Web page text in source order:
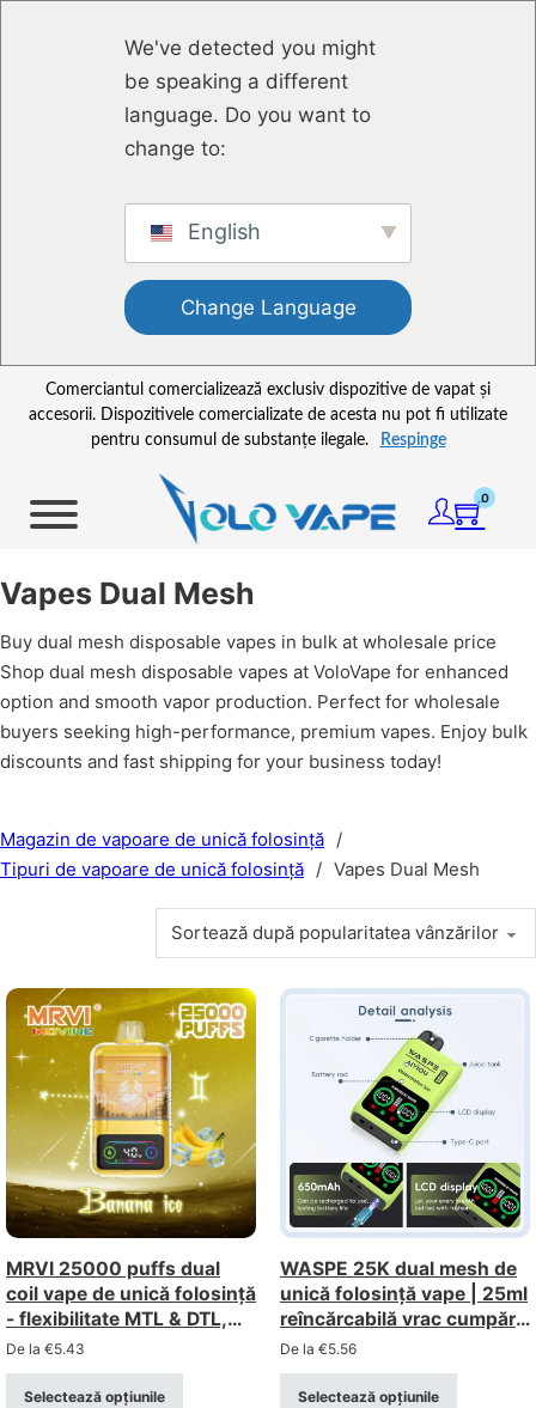
We've detected you might
be speaking a different
language. Do you want to
change to:
English
Change Language
Comerciantul comercializează exclusiv dispozitive de vapat și
accesorii. Dispozitivele comercializate de acesta nu pot fi utilizate
pentru consumul de substanțe ilegale.
Respinge
0
Vapes Dual Mesh
Buy dual mesh disposable vapes in bulk at wholesale price
Shop dual mesh disposable vapes at VoloVape for enhanced
option and smooth vapor production. Perfect for wholesale
buyers seeking high-performance, premium vapes. Enjoy bulk
discounts and fast shipping for your business today!
Magazin de vapoare de unică folosință /
Tipuri de vapoare de unică folosință / Vapes Dual Mesh
MRVI 25000 puffs dual
coil vape de unică folosință
- flexibilitate MTL & DTL,
cumpărare în vrac en-gros
De la €5.43
Selectează opțiunile
WASPE 25K dual mesh de
unică folosință vape | 25ml
reîncărcabilă vrac cumpăra
en-gros
De la €5.56
Selectează opțiunile